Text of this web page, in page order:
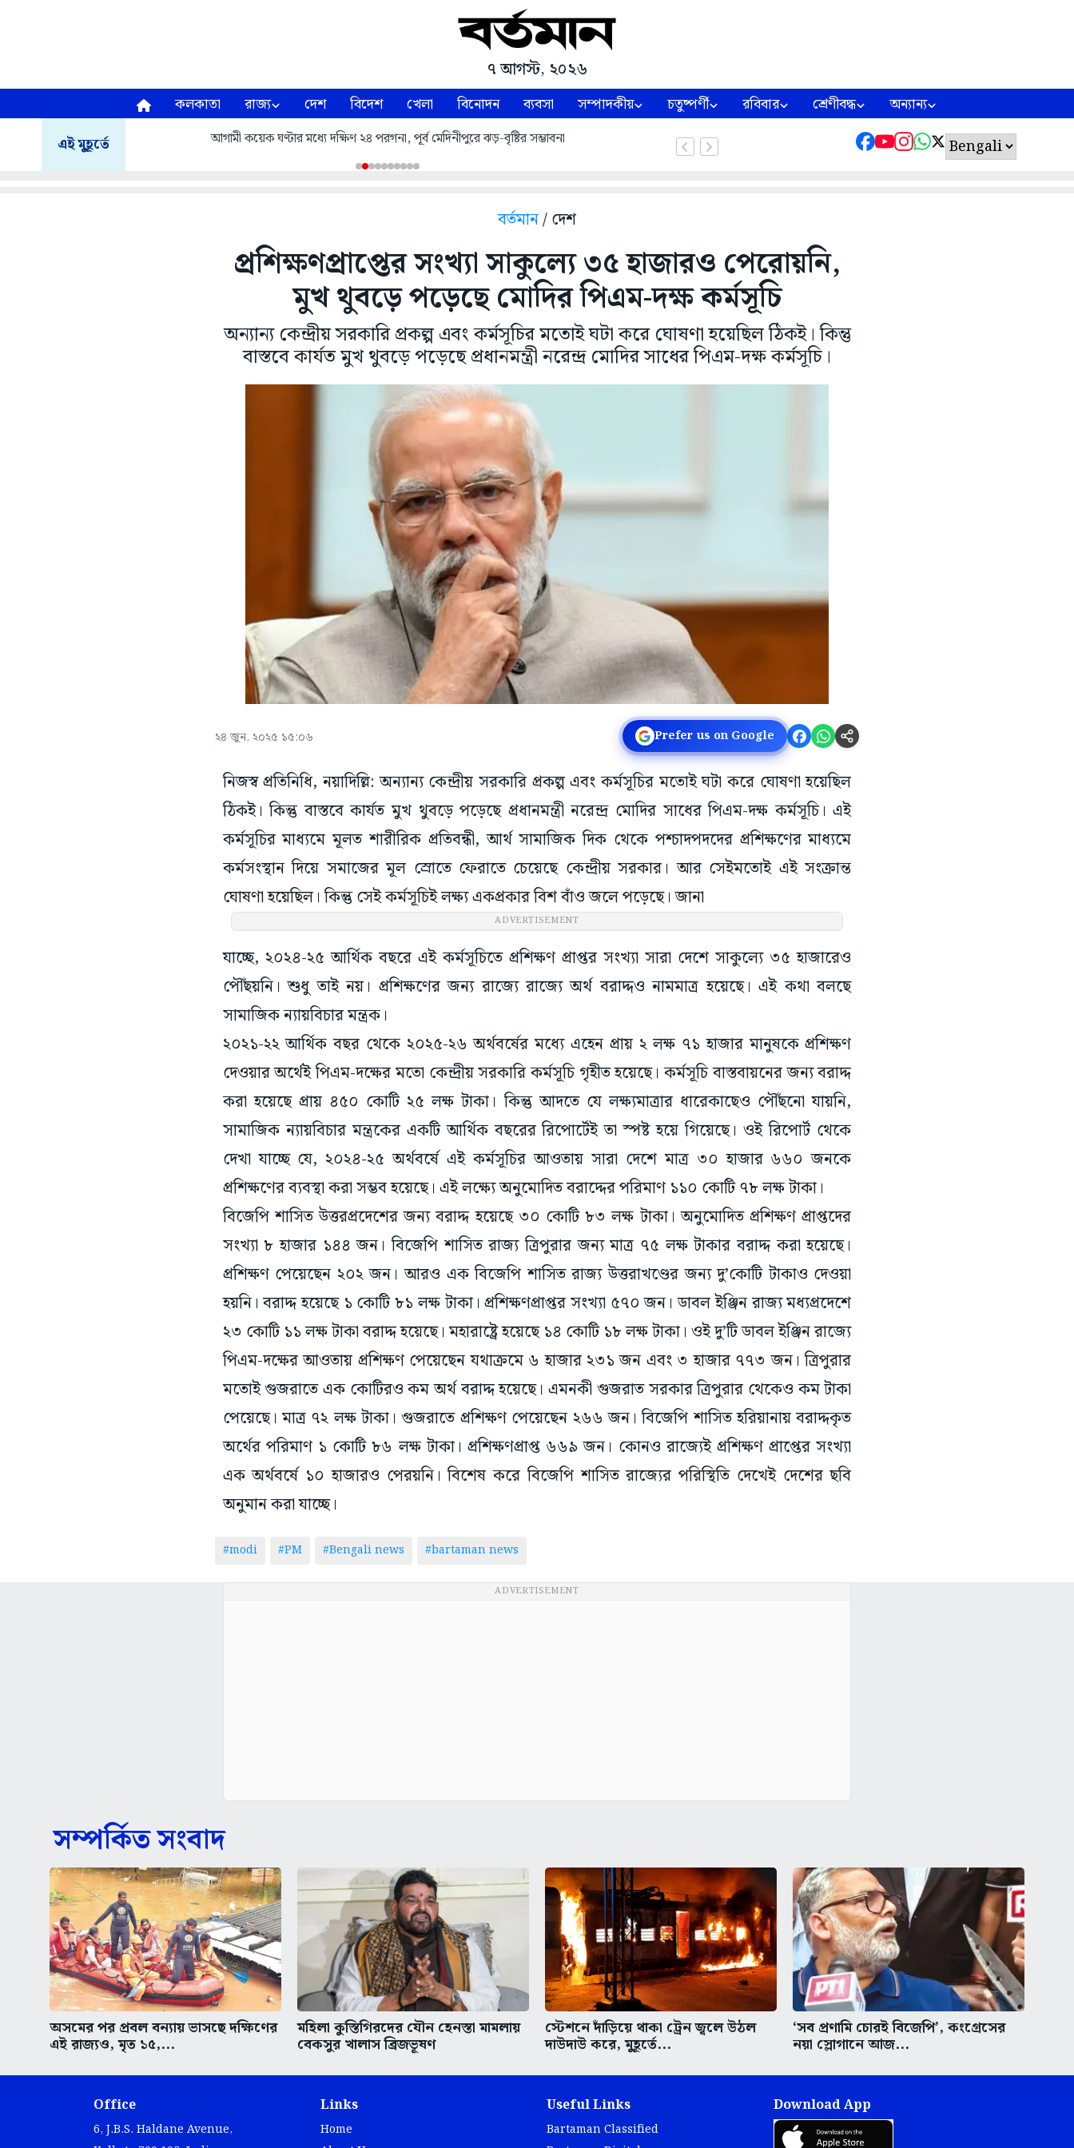
৭ আগস্ট, ২০২৬
কলকাতা রাজ্য দেশ বিদেশ খেলা বিনোদন ব্যবসা সম্পাদকীয় চতুষ্পর্ণী রবিবার শ্রেণীবদ্ধ অন্যান্য
এই মুহূর্তে আগামী কয়েক ঘণ্টার মধ্যে দক্ষিণ ২৪ পরগনা, পূর্ব মেদিনীপুরে ঝড়-বৃষ্টির সম্ভাবনা
বর্তমান/ দেশ
প্রশিক্ষণপ্রাপ্তের সংখ্যা সাকুল্যে ৩৫ হাজারও পেরোয়নি,
মুখ থুবড়ে পড়েছে মোদির পিএম-দক্ষ কর্মসূচি
অন্যান্য কেন্দ্রীয় সরকারি প্রকল্প এবং কর্মসূচির মতোই ঘটা করে ঘোষণা হয়েছিল ঠিকই। কিন্তু
বাস্তবে কার্যত মুখ থুবড়ে পড়েছে প্রধানমন্ত্রী নরেন্দ্র মোদির সাধের পিএম-দক্ষ কর্মসূচি।
২৪ জুন, ২০২৫ ১৫:০৬ Prefer us on Google
নিজস্ব প্রতিনিধি, নয়াদিল্লি: অন্যান্য কেন্দ্রীয় সরকারি প্রকল্প এবং কর্মসূচির মতোই ঘটা করে ঘোষণা হয়েছিল
ঠিকই। কিন্তু বাস্তবে কার্যত মুখ থুবড়ে পড়েছে প্রধানমন্ত্রী নরেন্দ্র মোদির সাধের পিএম-দক্ষ কর্মসূচি। এই
কর্মসূচির মাধ্যমে মূলত শারীরিক প্রতিবন্ধী, আর্থ সামাজিক দিক থেকে পশ্চাদপদদের প্রশিক্ষণের মাধ্যমে
কর্মসংস্থান দিয়ে সমাজের মূল স্রোতে ফেরাতে চেয়েছে কেন্দ্রীয় সরকার। আর সেইমতোই এই সংক্রান্ত
ঘোষণা হয়েছিল। কিন্তু সেই কর্মসূচিই লক্ষ্য একপ্রকার বিশ বাঁও জলে পড়েছে। জানা
যাচ্ছে, ২০২৪-২৫ আর্থিক বছরে এই কর্মসূচিতে প্রশিক্ষণ প্রাপ্তর সংখ্যা সারা দেশে সাকুল্যে ৩৫ হাজারেও
পৌঁছয়নি। শুধু তাই নয়। প্রশিক্ষণের জন্য রাজ্যে রাজ্যে অর্থ বরাদ্দও নামমাত্র হয়েছে। এই কথা বলছে
সামাজিক ন্যায়বিচার মন্ত্রক।
২০২১-২২ আর্থিক বছর থেকে ২০২৫-২৬ অর্থবর্ষের মধ্যে এহেন প্রায় ২ লক্ষ ৭১ হাজার মানুষকে প্রশিক্ষণ
দেওয়ার অর্থেই পিএম-দক্ষের মতো কেন্দ্রীয় সরকারি কর্মসূচি গৃহীত হয়েছে। কর্মসূচি বাস্তবায়নের জন্য বরাদ্দ
করা হয়েছে প্রায় ৪৫০ কোটি ২৫ লক্ষ টাকা। কিন্তু আদতে যে লক্ষ্যমাত্রার ধারেকাছেও পৌঁছনো যায়নি,
সামাজিক ন্যায়বিচার মন্ত্রকের একটি আর্থিক বছরের রিপোর্টেই তা স্পষ্ট হয়ে গিয়েছে। ওই রিপোর্ট থেকে
দেখা যাচ্ছে যে, ২০২৪-২৫ অর্থবর্ষে এই কর্মসূচির আওতায় সারা দেশে মাত্র ৩০ হাজার ৬৬০ জনকে
প্রশিক্ষণের ব্যবস্থা করা সম্ভব হয়েছে। এই লক্ষ্যে অনুমোদিত বরাদ্দের পরিমাণ ১১০ কোটি ৭৮ লক্ষ টাকা।
বিজেপি শাসিত উত্তরপ্রদেশের জন্য বরাদ্দ হয়েছে ৩০ কোটি ৮৩ লক্ষ টাকা। অনুমোদিত প্রশিক্ষণ প্রাপ্তদের
সংখ্যা ৮ হাজার ১৪৪ জন। বিজেপি শাসিত রাজ্য ত্রিপুরার জন্য মাত্র ৭৫ লক্ষ টাকার বরাদ্দ করা হয়েছে।
প্রশিক্ষণ পেয়েছেন ২০২ জন। আরও এক বিজেপি শাসিত রাজ্য উত্তরাখণ্ডের জন্য দু’কোটি টাকাও দেওয়া
হয়নি। বরাদ্দ হয়েছে ১ কোটি ৮১ লক্ষ টাকা। প্রশিক্ষণপ্রাপ্তর সংখ্যা ৫৭০ জন। ডাবল ইঞ্জিন রাজ্য মধ্যপ্রদেশে
২৩ কোটি ১১ লক্ষ টাকা বরাদ্দ হয়েছে। মহারাষ্ট্রে হয়েছে ১৪ কোটি ১৮ লক্ষ টাকা। ওই দু’টি ডাবল ইঞ্জিন রাজ্যে
পিএম-দক্ষের আওতায় প্রশিক্ষণ পেয়েছেন যথাক্রমে ৬ হাজার ২৩১ জন এবং ৩ হাজার ৭৭৩ জন। ত্রিপুরার
মতোই গুজরাতে এক কোটিরও কম অর্থ বরাদ্দ হয়েছে। এমনকী গুজরাত সরকার ত্রিপুরার থেকেও কম টাকা
পেয়েছে। মাত্র ৭২ লক্ষ টাকা। গুজরাতে প্রশিক্ষণ পেয়েছেন ২৬৬ জন। বিজেপি শাসিত হরিয়ানায় বরাদ্দকৃত
অর্থের পরিমাণ ১ কোটি ৮৬ লক্ষ টাকা। প্রশিক্ষণপ্রাপ্ত ৬৬৯ জন। কোনও রাজ্যেই প্রশিক্ষণ প্রাপ্তের সংখ্যা
এক অর্থবর্ষে ১০ হাজারও পেরয়নি। বিশেষ করে বিজেপি শাসিত রাজ্যের পরিস্থিতি দেখেই দেশের ছবি
অনুমান করা যাচ্ছে।
#modi
অসমের পর প্রবল বন্যায় ভাসছে দক্ষিণের
এই রাজ্যও, মৃত ১৫,...
মহিলা কুস্তিগিরদের যৌন হেনস্তা মামলায়
বেকসুর খালাস ব্রিজভূষণ
স্টেশনে দাঁড়িয়ে থাকা ট্রেন জ্বলে উঠল
দাউদাউ করে, মুহূর্তে...
‘সব প্রণামি চোরই বিজেপি’, কংগ্রেসের
নয়া স্লোগানে আজ...
Office
6, J.B.S. Haldane Avenue,
info@bartamanpatrika.com
Links
Home
Useful Links
Bartaman Classified
Download App